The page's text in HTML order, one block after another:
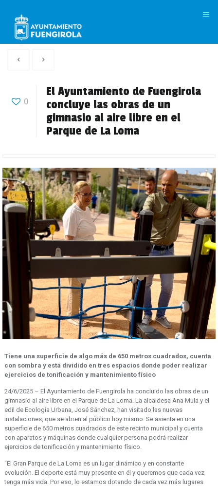
anterior
0
El Ayuntamiento de Fuengirola
concluye las obras de un
gimnasio al aire libre en el
Parque de La Loma
Tiene una superficie de algo más de 650 metros cuadrados, cuenta
con sombra y está dividido en tres espacios donde poder realizar
ejercicios de tonificación y mantenimiento físico
24/6/2025 – El Ayuntamiento de Fuengirola ha concluido las obras de un
gimnasio al aire libre en el Parque de La Loma. La alcaldesa Ana Mula y el
edil de Ecología Urbana, José Sánchez, han visitado las nuevas
instalaciones, que se abren al público hoy mismo. Se asienta en una
superficie de 650 metros cuadrados de este recinto municipal y cuenta
con aparatos y máquinas donde cualquier persona podrá realizar
ejercicios de tonificación y mantenimiento físico.
“El Gran Parque de La Loma es un lugar dinámico y en constante
evolución. El deporte está muy presente en él y queremos que cada vez
tenga más vida. Por eso, lo estamos dotando de cada vez más lugares